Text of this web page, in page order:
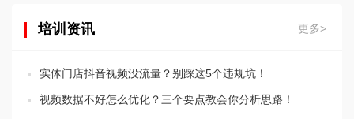
培训资讯 更多>
实体门店抖音视频没流量？别踩这5个违规坑！
视频数据不好怎么优化？三个要点教会你分析思路！